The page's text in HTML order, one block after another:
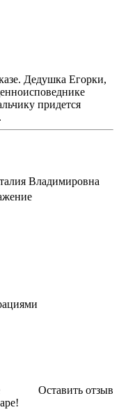
Дедушка Егорки,
придется
Владимировна
Оставить отзыв